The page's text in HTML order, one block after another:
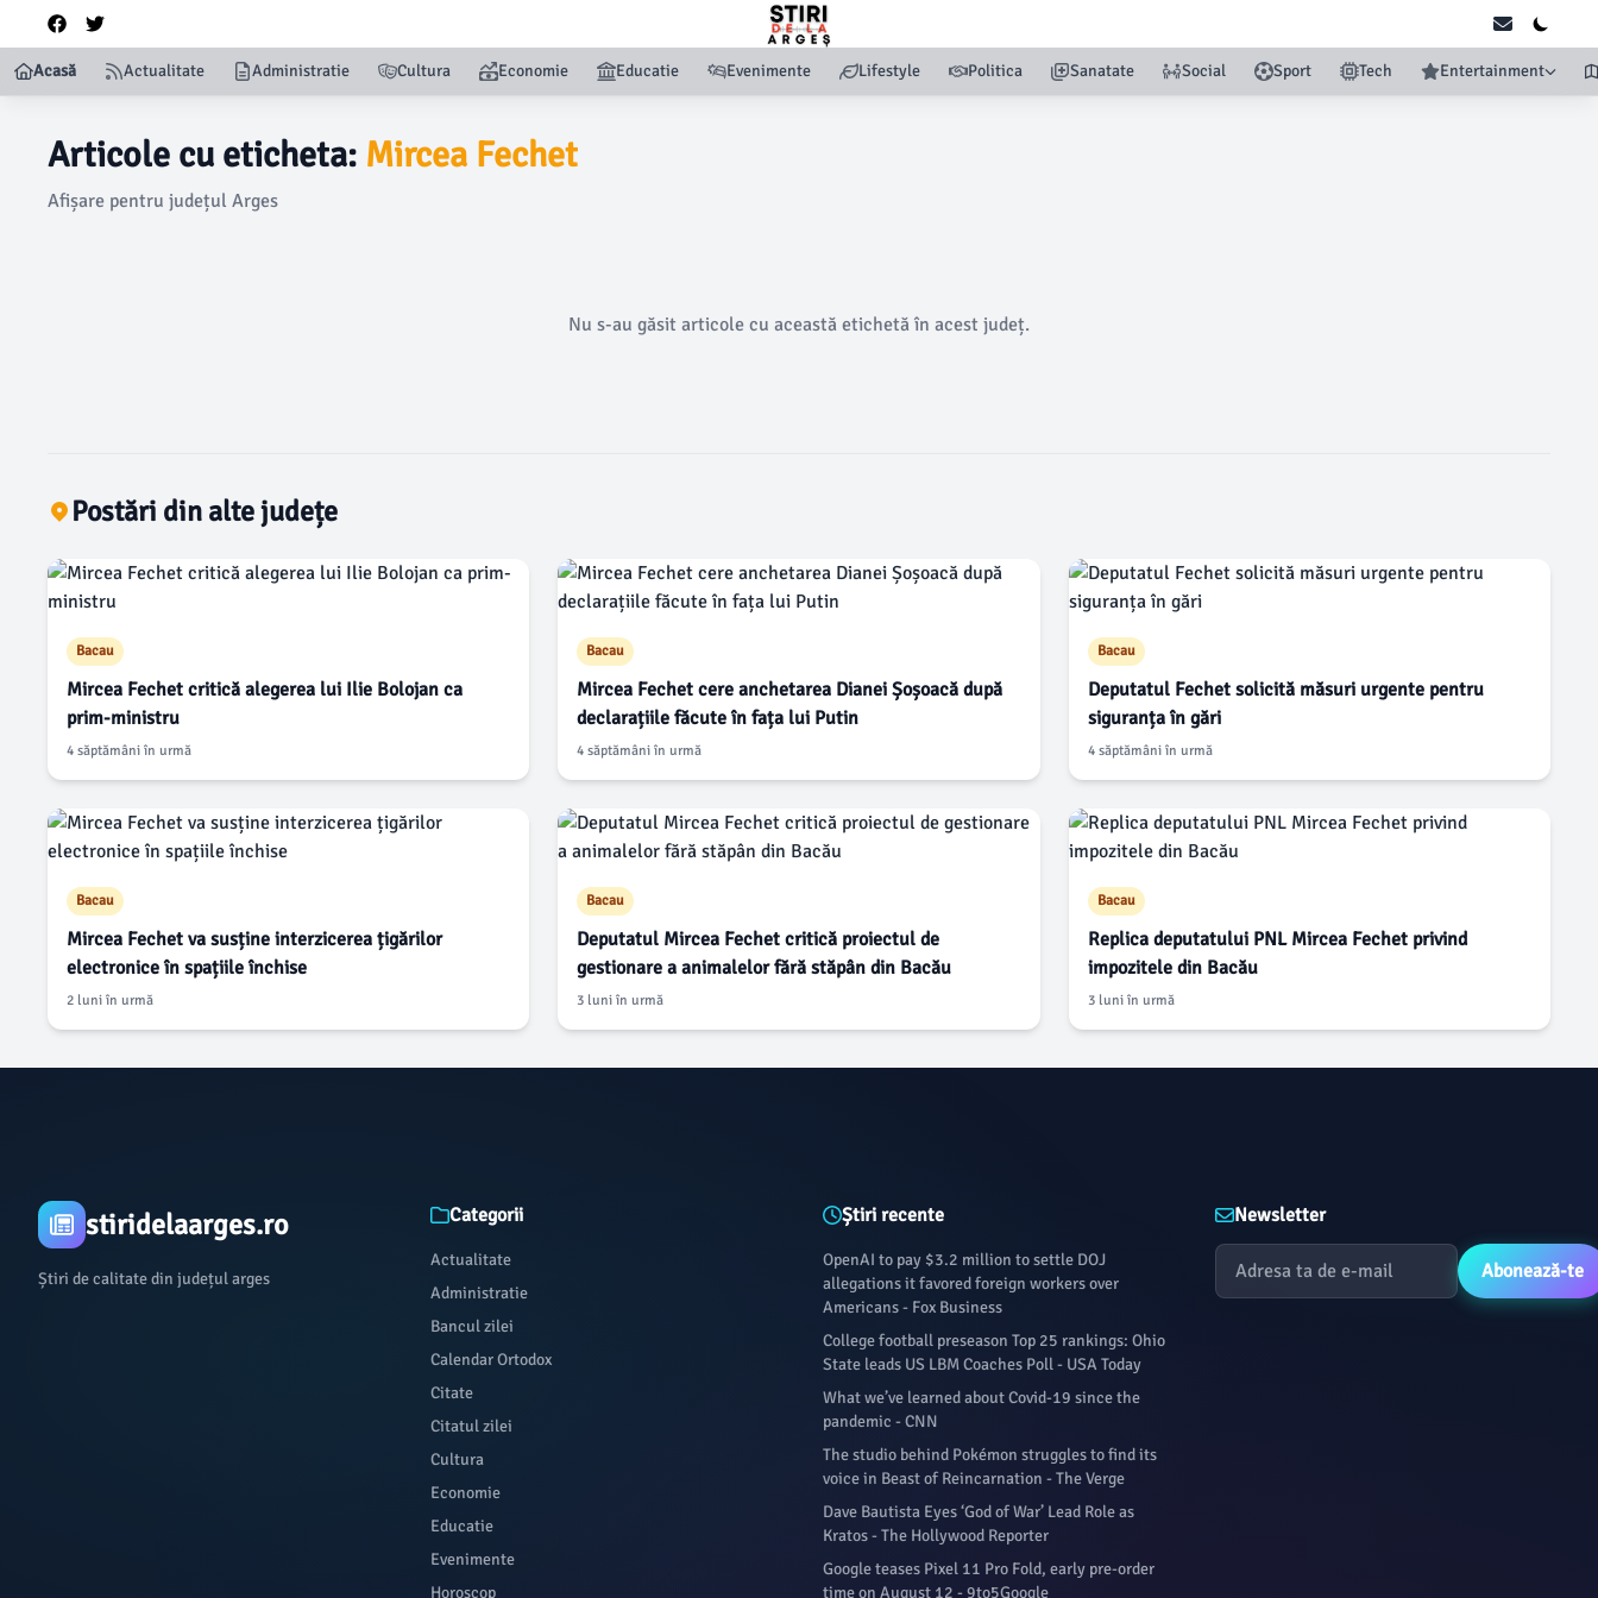
Acasă Actualitate Administratie Cultura Economie Educatie Evenimente Lifestyle Politica Sanatate Social Sport Tech Entertainment
Articole cu eticheta: Mircea Fechet
Afișare pentru județul Arges
Nu s-au găsit articole cu această etichetă în acest județ.
Postări din alte județe
Bacau
Mircea Fechet critică alegerea lui Ilie Bolojan ca
prim-ministru
4 săptămâni în urmă
Bacau
Mircea Fechet cere anchetarea Dianei Șoșoacă după
declarațiile făcute în fața lui Putin
4 săptămâni în urmă
Bacau
Deputatul Fechet solicită măsuri urgente pentru
siguranța în gări
4 săptămâni în urmă
Bacau
Mircea Fechet va susține interzicerea țigărilor
electronice în spațiile închise
2 luni în urmă
Bacau
Deputatul Mircea Fechet critică proiectul de
gestionare a animalelor fără stăpân din Bacău
3 luni în urmă
Bacau
Replica deputatului PNL Mircea Fechet privind
impozitele din Bacău
3 luni în urmă
stiridelaarges.ro
Știri de calitate din județul arges
Categorii
Actualitate
Administratie
Bancul zilei
Calendar Ortodox
Citate
Citatul zilei
Cultura
Economie
Educatie
Evenimente
Horoscop
Știri recente
OpenAI to pay $3.2 million to settle DOJ
allegations it favored foreign workers over
Americans - Fox Business
College football preseason Top 25 rankings: Ohio
State leads US LBM Coaches Poll - USA Today
What we’ve learned about Covid-19 since the
pandemic - CNN
The studio behind Pokémon struggles to find its
voice in Beast of Reincarnation - The Verge
Dave Bautista Eyes ‘God of War’ Lead Role as
Kratos - The Hollywood Reporter
Google teases Pixel 11 Pro Fold, early pre-order
time on August 12 - 9to5Google
Newsletter
Abonează-te